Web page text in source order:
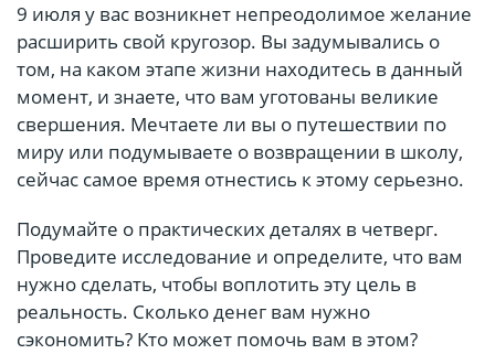
9 июля у вас возникнет непреодолимое желание
расширить свой кругозор. Вы задумывались о
том, на каком этапе жизни находитесь в данный
момент, и знаете, что вам уготованы великие
свершения. Мечтаете ли вы о путешествии по
миру или подумываете о возвращении в школу,
сейчас самое время отнестись к этому серьезно.
Подумайте о практических деталях в четверг.
Проведите исследование и определите, что вам
нужно сделать, чтобы воплотить эту цель в
реальность. Сколько денег вам нужно
сэкономить? Кто может помочь вам в этом?